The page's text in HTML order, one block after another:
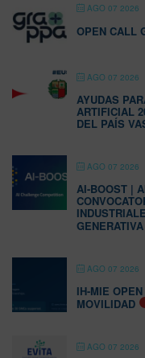
AGO 07 2026
OPEN CALL
AGO 07 2026
AYUDAS
ARTIFICIAL
DEL PAÍS
AGO 07 2026
AI-BOOST |
GENERATIVA
AGO 07 2026
IH-MIE
MOVILIDAD
AGO 07 2026